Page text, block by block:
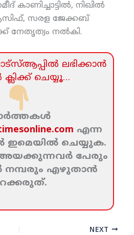
കാണിച്ചാട്ടില്‍, നിഖില്‍
സരള ജേക്കബ്
നേതൃത്വം നല്‍കി.
ലഭിക്കാന്‍
ക്ലിക്ക്‌ ചെയ്യൂ…
എന്ന
ഇമെയില്‍ ചെയ്യുക.
പേരും
എഴുതാന്‍
NEXT